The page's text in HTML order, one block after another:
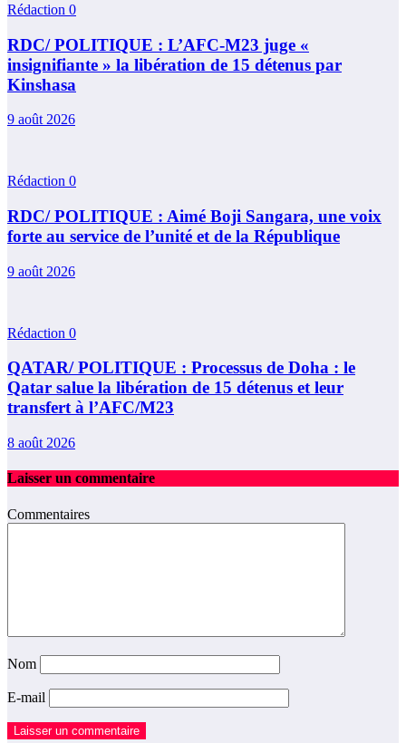
Rédaction 0
RDC/ POLITIQUE : L’AFC-M23 juge «
insignifiante » la libération de 15 détenus par
Kinshasa
9 août 2026
Rédaction 0
RDC/ POLITIQUE : Aimé Boji Sangara, une voix
forte au service de l’unité et de la République
9 août 2026
Rédaction 0
QATAR/ POLITIQUE : Processus de Doha : le
Qatar salue la libération de 15 détenus et leur
transfert à l’AFC/M23
8 août 2026
Laisser un commentaire
Commentaires
Nom
E-mail